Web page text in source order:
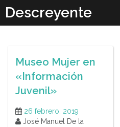
content
Descreyente
Museo Mujer en
«Información
Juvenil»
26 febrero, 2019
José Manuel De la